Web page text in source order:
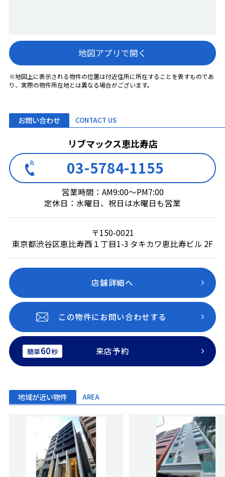
地図アプリで開く
※地図上に表示される物件の位置は付近住所に所在することを表すものであ
り、実際の物件所在地とは異なる場合がございます。
お問い合わせ CONTACT US
リブマックス恵比寿店
03-5784-1155
営業時間：AM9:00～PM7:00
定休日：水曜日、祝日は水曜日も営業
〒150-0021
東京都渋谷区恵比寿西１丁目1-3 タキカワ恵比寿ビル 2F
店舗詳細へ
この物件にお問い合わせする
簡単60秒 来店予約
地域が近い物件 AREA